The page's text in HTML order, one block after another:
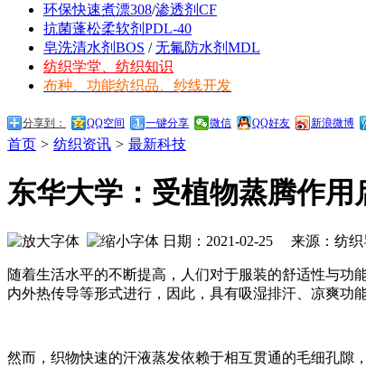
环保快速煮漂308/渗透剂CF
抗菌蓬松柔软剂PDL-40
皂洗清水剂BOS /无氟防水剂MDL
纺织学堂、纺织知识
布种、功能纺织品、纱线开发
分享到： QQ空间 一键分享 微信 QQ好友 新浪微博
首页 > 纺织资讯 > 最新科技
东华大学：受植物蒸腾作
日期：2021-02-25 来源：纺
随着生活水平的不断提高，人们对于服装的舒适性与
内外热传导等形式进行，因此，具有吸湿排汗、凉爽功
然而，织物快速的汗液蒸发依赖于相互贯通的毛细孔隙